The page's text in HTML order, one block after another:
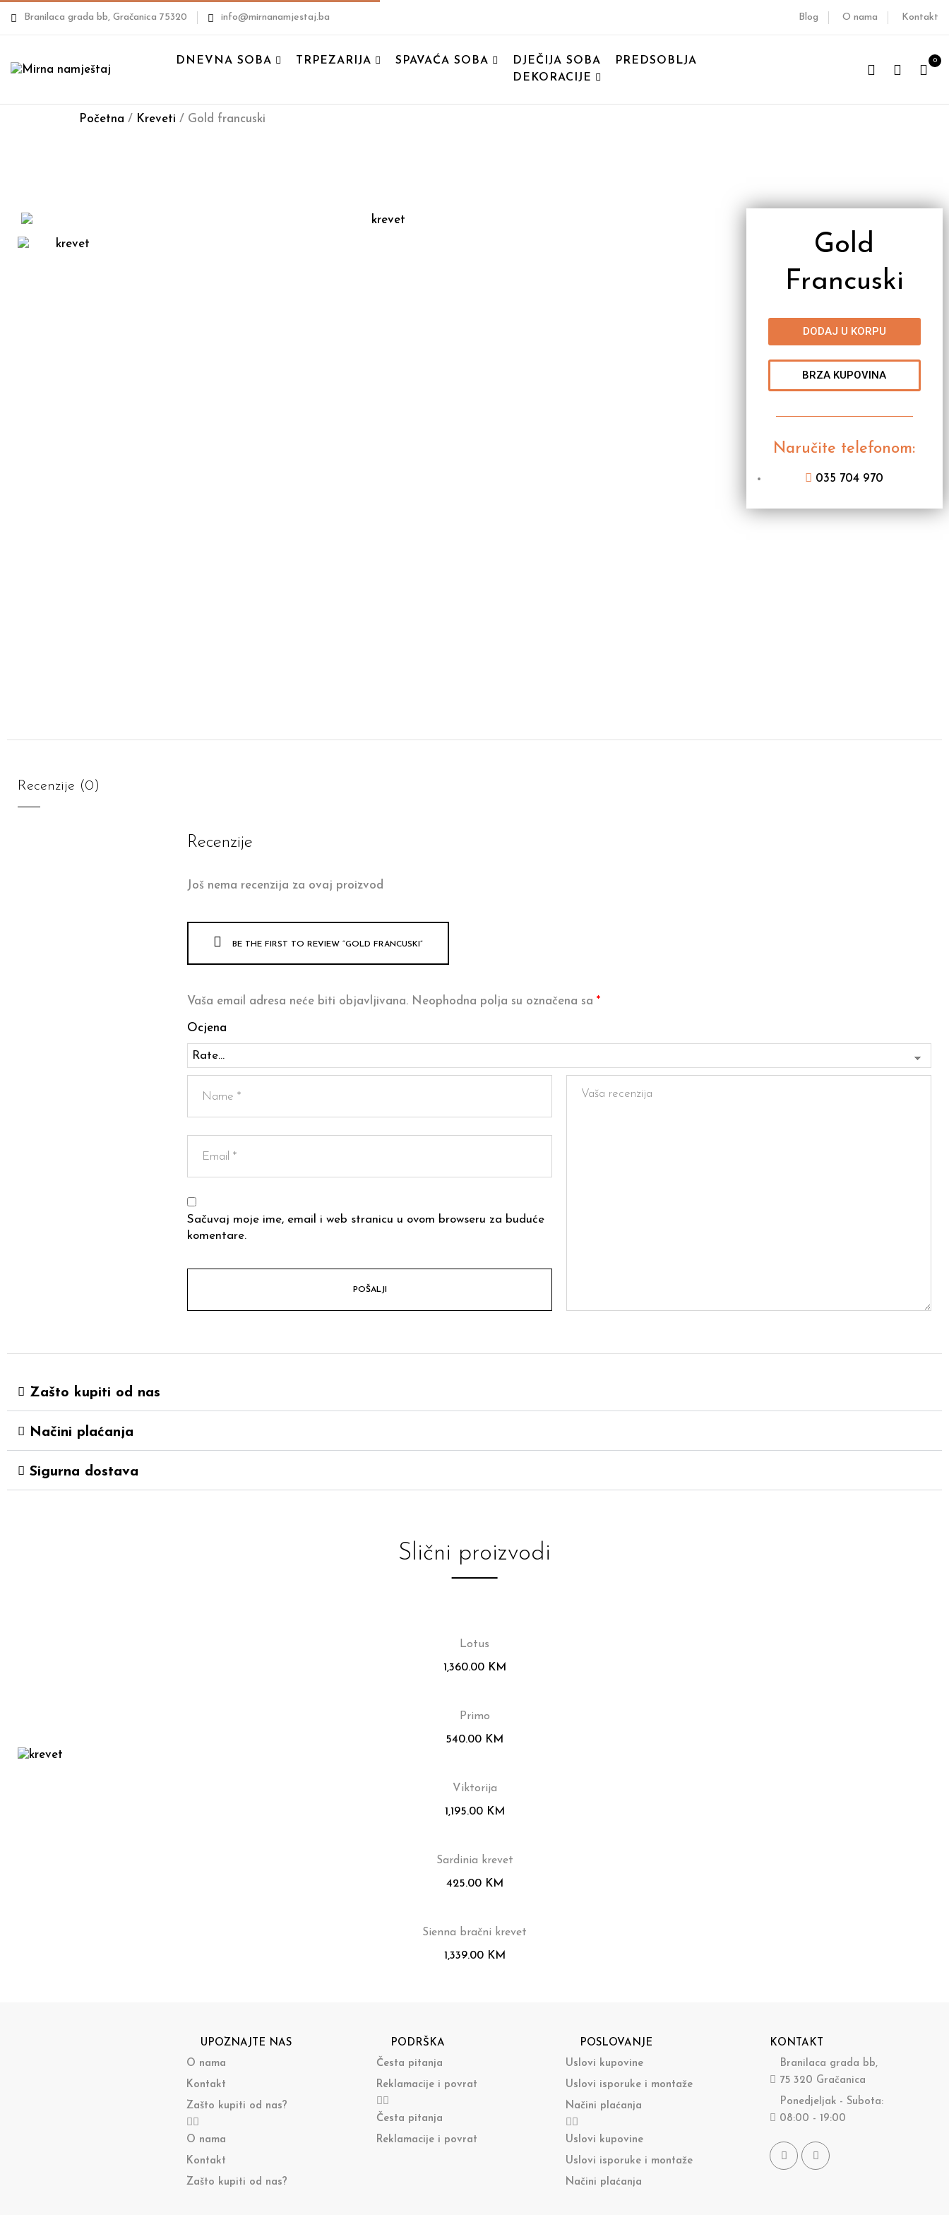
Branilaca grada bb, Gračanica 75320 info@mirnanamjestaj.ba Blog O nama Kontakt
DNEVNA SOBA TRPEZARIJA SPAVAĆA SOBA DJEČIJA SOBA
PREDSOBLJA
DEKORACIJE
0
Početna / Kreveti / Gold francuski
Gold
Francuski
DODAJ U KORPU
BRZA KUPOVINA
Naručite telefonom:
035 704 970
Recenzije (0)
Recenzije
Još nema recenzija za ovaj proizvod
BE THE FIRST TO REVIEW “GOLD FRANCUSKI”
Vaša email adresa neće biti objavljivana. Neophodna polja su označena sa *
Ocjena
Sačuvaj moje ime, email i web stranicu u ovom browseru za buduće
komentare.
Zašto kupiti od nas
Načini plaćanja
Sigurna dostava
Slični proizvodi
Lotus
1,360.00 KM
Primo
540.00 KM
Viktorija
1,195.00 KM
Sardinia krevet
425.00 KM
Sienna bračni krevet
1,339.00 KM
UPOZNAJTE NAS
O nama
Kontakt
Zašto kupiti od nas?
O nama
Kontakt
Zašto kupiti od nas?
PODRŠKA
Česta pitanja
Reklamacije i povrat
Česta pitanja
Reklamacije i povrat
POSLOVANJE
Uslovi kupovine
Uslovi isporuke i montaže
Načini plaćanja
Uslovi kupovine
Uslovi isporuke i montaže
Načini plaćanja
KONTAKT
Branilaca grada bb,
75 320 Gračanica
Ponedjeljak - Subota:
08:00 - 19:00